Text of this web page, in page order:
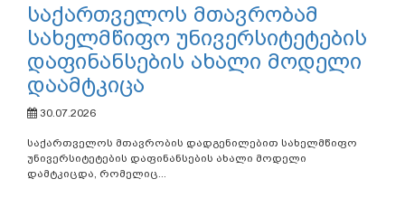
საქართველოს მთავრობამ
სახელმწიფო უნივერსიტეტების
დაფინანსების ახალი მოდელი
დაამტკიცა
30.07.2026
საქართველოს მთავრობის დადგენილებით სახელმწიფო
უნივერსიტეტების დაფინანსების ახალი მოდელი
დამტკიცდა, რომელიც...